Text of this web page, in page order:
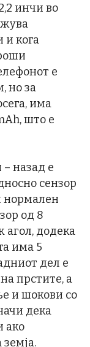
инчи во
кога
е
но за
има
што е
назад е
сензор
нормален
од 8
агол, додека
има 5
дел е
прстите, а
и шокови со
дека
ако